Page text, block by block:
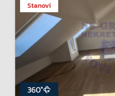
Stanovi
360°